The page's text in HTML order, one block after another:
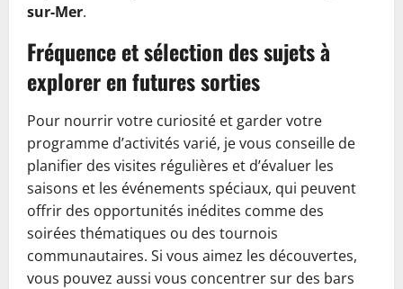
sur-Mer.
Fréquence et sélection des sujets à
explorer en futures sorties
Pour nourrir votre curiosité et garder votre
programme d’activités varié, je vous conseille de
planifier des visites régulières et d’évaluer les
saisons et les événements spéciaux, qui peuvent
offrir des opportunités inédites comme des
soirées thématiques ou des tournois
communautaires. Si vous aimez les découvertes,
vous pouvez aussi vous concentrer sur des bars